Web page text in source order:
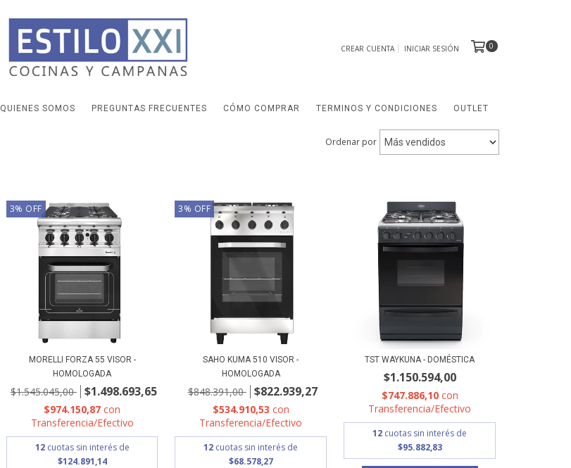
CREAR CUENTA INICIAR SESIÓN 0
QUIENES SOMOS PREGUNTAS FRECUENTES CÓMO COMPRAR TERMINOS Y CONDICIONES OUTLET
Ordenar por
3% OFF
MORELLI FORZA 55 VISOR -
HOMOLOGADA
$1.545.045,00 $1.498.693,65
$974.150,87con
Transferencia/Efectivo
12 cuotas sin interés de
$124.891,14
3% OFF
SAHO KUMA 510 VISOR -
HOMOLOGADA
$848.391,00 $822.939,27
$534.910,53 con
Transferencia/Efectivo
12 cuotas sin interés de
$68.578,27
TST WAYKUNA - DOMÉSTICA
$1.150.594,00
$747.886,10 con
Transferencia/Efectivo
12 cuotas sin interés de
$95.882,83